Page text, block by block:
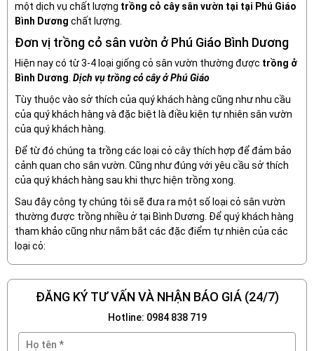
một dịch vụ chất lượng trồng cỏ cây sân vườn tại tại Phú Giáo
Bình Dương chất lượng.
Đơn vị trồng cỏ sân vườn ở Phú Giáo Bình Dương
Hiện nay có từ 3-4 loại giống cỏ sân vườn thường được trồng ở
Bình Dương. Dịch vụ trồng cỏ cây ở Phú Giáo
Tùy thuộc vào sở thích của quý khách hàng cũng như nhu cầu
của quý khách hàng và đặc biệt là điều kiện tự nhiên sân vườn
của quý khách hàng.
Để từ đó chúng ta trồng các loại cỏ cây thích hợp để đảm bảo
cảnh quan cho sân vườn. Cũng như đúng với yêu cầu sở thích
của quý khách hàng sau khi thực hiện trồng xong.
Sau đây công ty chúng tôi sẽ đưa ra một số loại cỏ sân vườn
thường được trồng nhiều ở tại Bình Dương. Để quý khách hàng
tham khảo cũng như nắm bắt các đặc điểm tự nhiên của các
loại cỏ:
ĐĂNG KÝ TƯ VẤN VÀ NHẬN BÁO GIÁ (24/7)
Hotline: 0984 838 719